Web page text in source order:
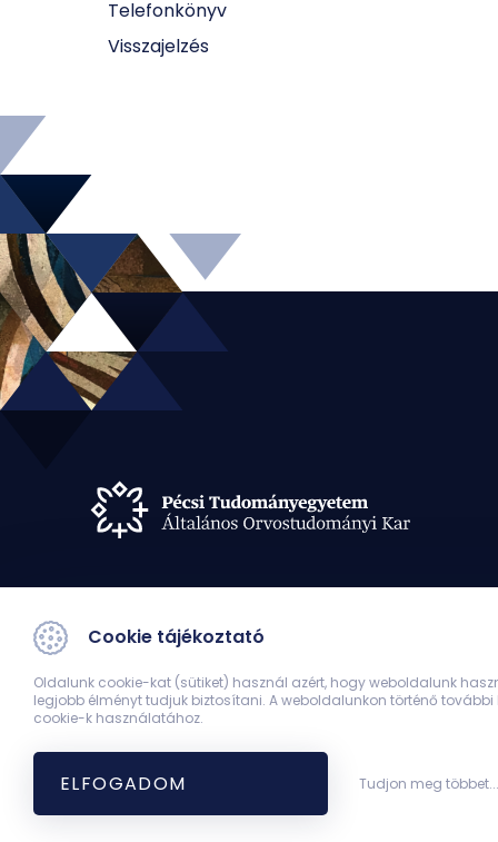
Telefonkönyv
Visszajelzés
Cookie tájékoztató
Oldalunk cookie-kat (sütiket) használ azért, hogy weboldalunk
legjobb élményt tudjuk biztosítani. A weboldalunkon történő
cookie-k használatához.
ELFOGADOM Tudjon meg többet...